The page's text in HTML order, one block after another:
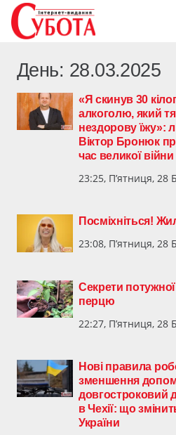
День: 28.03.2025
«Я скинув 30
алкоголю, який
нездорову їжу»:
Віктор Бронюк
час великої війни
23:25, П’ятниця, 28
Посміхніться!
23:08, П’ятниця, 28
Секрети
перцю
22:27, П’ятниця, 28
Нові правила
зменшення
довгостроковий
в Чехії: що
України